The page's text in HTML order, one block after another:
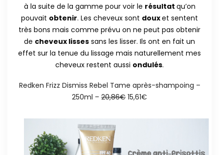
à la suite de la gamme pour voir le résultat qu’on
pouvait obtenir. Les cheveux sont douxet sentent
très bons mais comme prévu on ne peut pas obtenir
de cheveux lisses sans les lisser. Ils ont en fait un
effet sur la tenue du lissage mais naturellement mes
cheveux restent aussi ondulés.
Redken Frizz Dismiss Rebel Tame après-shampoing –
250ml – 20,86€ 15,61€